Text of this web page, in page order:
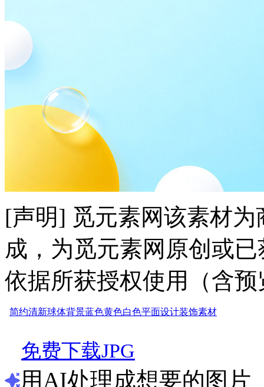
[声明] 觅元素网该素材
成，为觅元素网原创或
依据所获授权使用（含
简约清新球体背景蓝色黄色白色平面设计装饰素材
免费下载JPG
用AI处理成想要的图片